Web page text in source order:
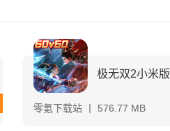
极无双2小米版
零氪下载站 丨 576.77 MB